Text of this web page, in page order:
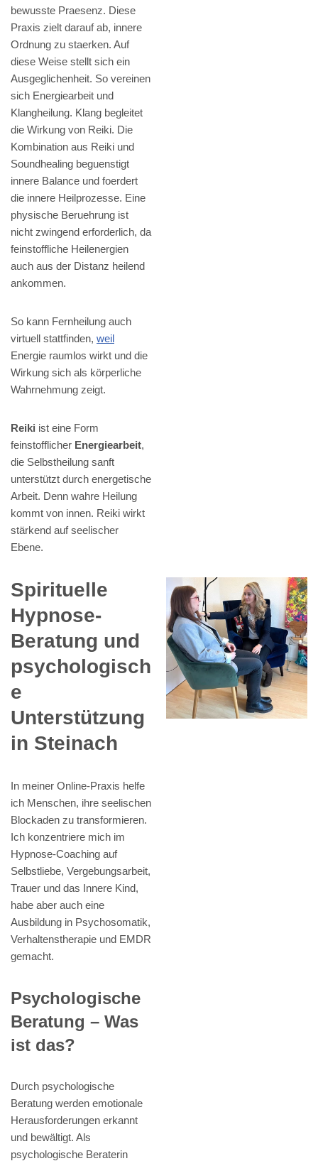
bewusste Praesenz. Diese
Praxis zielt darauf ab, innere
Ordnung zu staerken. Auf
diese Weise stellt sich ein
Ausgeglichenheit. So vereinen
sich Energiearbeit und
Klangheilung. Klang begleitet
die Wirkung von Reiki. Die
Kombination aus Reiki und
Soundhealing beguenstigt
innere Balance und foerdert
die innere Heilprozesse. Eine
physische Beruehrung ist
nicht zwingend erforderlich, da
feinstoffliche Heilenergien
auch aus der Distanz heilend
ankommen.
So kann Fernheilung auch
virtuell stattfinden, weil
Energie raumlos wirkt und die
Wirkung sich als körperliche
Wahrnehmung zeigt.
Reiki ist eine Form
feinstofflicher Energiearbeit,
die Selbstheilung sanft
unterstützt durch energetische
Arbeit. Denn wahre Heilung
kommt von innen. Reiki wirkt
stärkend auf seelischer
Ebene.
Spirituelle
Hypnose-
Beratung und
psychologisch
e
Unterstützung
in Steinach
In meiner Online-Praxis helfe
ich Menschen, ihre seelischen
Blockaden zu transformieren.
Ich konzentriere mich im
Hypnose-Coaching auf
Selbstliebe, Vergebungsarbeit,
Trauer und das Innere Kind,
habe aber auch eine
Ausbildung in Psychosomatik,
Verhaltenstherapie und EMDR
gemacht.
Psychologische
Beratung – Was
ist das?
Durch psychologische
Beratung werden emotionale
Herausforderungen erkannt
und bewältigt. Als
psychologische Beraterin